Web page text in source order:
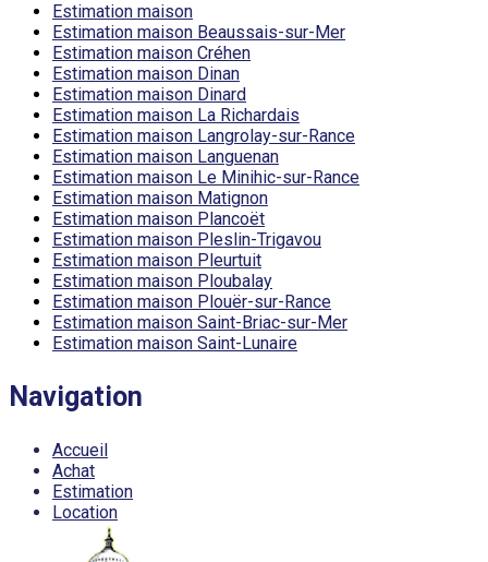
Estimation maison
Estimation maison Beaussais-sur-Mer
Estimation maison Créhen
Estimation maison Dinan
Estimation maison Dinard
Estimation maison La Richardais
Estimation maison Langrolay-sur-Rance
Estimation maison Languenan
Estimation maison Le Minihic-sur-Rance
Estimation maison Matignon
Estimation maison Plancoët
Estimation maison Pleslin-Trigavou
Estimation maison Pleurtuit
Estimation maison Ploubalay
Estimation maison Plouër-sur-Rance
Estimation maison Saint-Briac-sur-Mer
Estimation maison Saint-Lunaire
Navigation
Accueil
Achat
Estimation
Location